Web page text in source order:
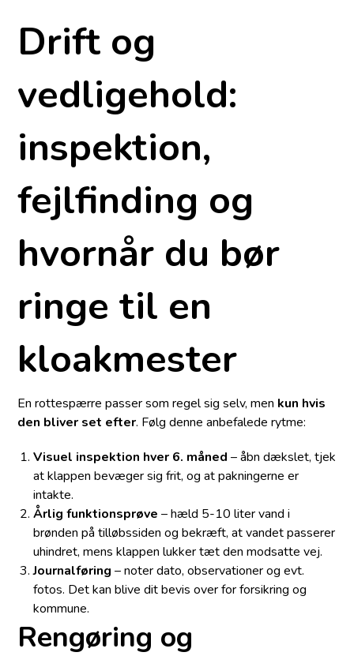
Drift og
vedligehold:
inspektion,
fejlfinding og
hvornår du bør
ringe til en
kloakmester
En rottespærre passer som regel sig selv, men kun hvis
den bliver set efter. Følg denne anbefalede rytme:
Visuel inspektion hver 6. måned – åbn dækslet, tjek
at klappen bevæger sig frit, og at pakningerne er
intakte.
Årlig funktionsprøve – hæld 5-10 liter vand i
brønden på tilløbssiden og bekræft, at vandet passerer
uhindret, mens klappen lukker tæt den modsatte vej.
Journalføring – noter dato, observationer og evt.
fotos. Det kan blive dit bevis over for forsikring og
kommune.
Rengøring og